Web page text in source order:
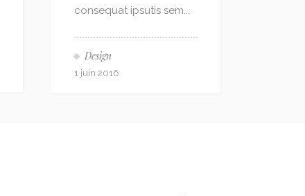
consequat ipsutis sem...
Design
1 juin 2016